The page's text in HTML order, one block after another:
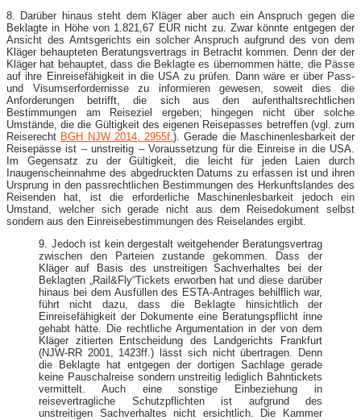
8. Darüber hinaus steht dem Kläger aber auch ein Anspruch gegen die
Beklagte in Höhe von 1.821,67 EUR nicht zu. Zwar könnte entgegen der
Ansicht des Amtsgerichts ein solcher Anspruch aufgrund des von dem
Kläger behaupteten Beratungsvertrags in Betracht kommen. Denn der der
Kläger hat behauptet, dass die Beklagte es übernommen hätte, die Pässe
auf ihre Einreisefähigkeit in die USA zu prüfen. Dann wäre er über Pass-
und Visumserfordernisse zu informieren gewesen, soweit dies die
Anforderungen betrifft, die sich aus den aufenthaltsrechtlichen
Bestimmungen am Reiseziel ergeben; hingegen nicht über solche
Umstände, die die Gültigkeit des eigenen Reisepasses betreffen (vgl. zum
Reiserecht BGH NJW 2014, 2955f. ). Gerade die Maschinenlesbarkeit der
Reisepässe ist – unstreitig – Voraussetzung für die Einreise in die USA.
Im Gegensatz zu der Gültigkeit, die leicht für jeden Laien durch
Inaugenscheinnahme des abgedruckten Datums zu erfassen ist und ihren
Ursprung in den passrechtlichen Bestimmungen des Herkunftslandes des
Reisenden hat, ist die erforderliche Maschinenlesbarkeit jedoch ein
Umstand, welcher sich gerade nicht aus dem Reisedokument selbst
sondern aus den Einreisebestimmungen des Reiselandes ergibt.
9. Jedoch ist kein dergestalt weitgehender Beratungsvertrag
zwischen den Parteien zustande gekommen. Dass der
Kläger auf Basis des unstreitigen Sachverhaltes bei der
Beklagten „Rail&Fly“Tickets erworben hat und diese darüber
hinaus bei dem Ausfüllen des ESTA-Antrages behilflich war,
führt nicht dazu, dass die Beklagte hinsichtlich der
Einreisefähigkeit der Dokumente eine Beratungspflicht inne
gehabt hätte. Die rechtliche Argumentation in der von dem
Kläger zitierten Entscheidung des Landgerichts Frankfurt
(NJW-RR 2001, 1423ff.) lässt sich nicht übertragen. Denn
die Beklagte hat entgegen der dortigen Sachlage gerade
keine Pauschalreise sondern unstreitig lediglich Bahntickets
vermittelt. Auch eine sonstige Einbeziehung in
reisevertragliche Schutzpflichten ist aufgrund des
unstreitigen Sachverhaltes nicht ersichtlich. Die Kammer